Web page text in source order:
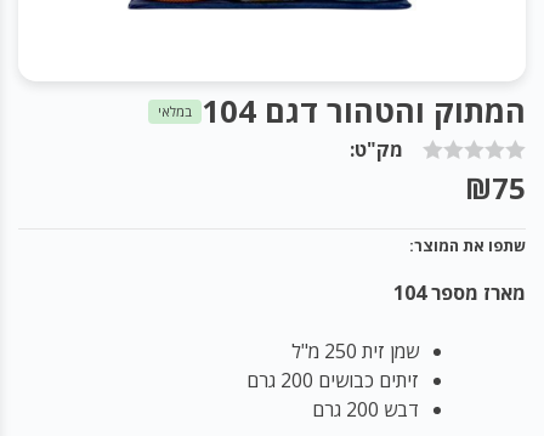
המתוק והטהור דגם 104 במלאי
מק"ט:
₪75
שתפו את המוצר:
מארז מספר 104
שמן זית 250 מ"ל
זיתים כבושים 200 גרם
דבש 200 גרם